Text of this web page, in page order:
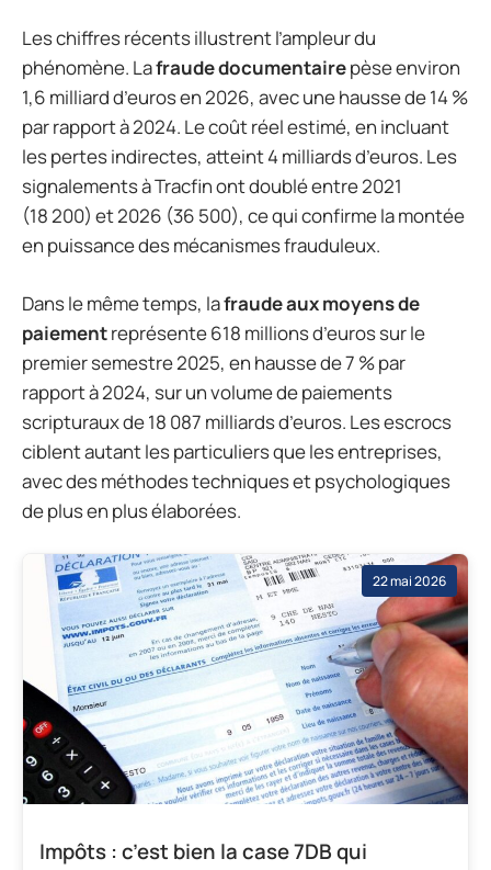
Les chiffres récents illustrent l’ampleur du
phénomène. Lafraude documentairepèse environ
1,6 milliard d’euros en 2026, avec une hausse de 14 %
par rapport à 2024. Le coût réel estimé, en incluant
les pertes indirectes, atteint 4 milliards d’euros. Les
signalements à Tracfin ont doublé entre 2021
(18 200) et 2026 (36 500), ce qui confirme la montée
en puissance des mécanismes frauduleux.
Dans le même temps, lafraude aux moyens de
paiementreprésente 618 millions d’euros sur le
premier semestre 2025, en hausse de 7 % par
rapport à 2024, sur un volume de paiements
scripturaux de 18 087 milliards d’euros. Les escrocs
ciblent autant les particuliers que les entreprises,
avec des méthodes techniques et psychologiques
de plus en plus élaborées.
22 mai 2026
Impôts : c’est bien la case 7DB qui